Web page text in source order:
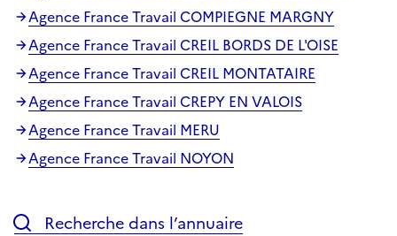
Agence France Travail COMPIEGNE MARGNY
Agence France Travail CREIL BORDS DE L'OISE
Agence France Travail CREIL MONTATAIRE
Agence France Travail CREPY EN VALOIS
Agence France Travail MERU
Agence France Travail NOYON
Recherche dans l’annuaire